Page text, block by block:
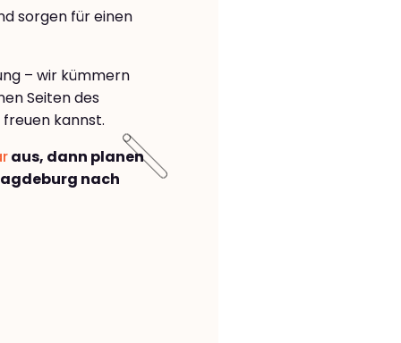
sorgen für einen
– wir kümmern
Seiten des
freuen kannst.
aus, dann planen
nach